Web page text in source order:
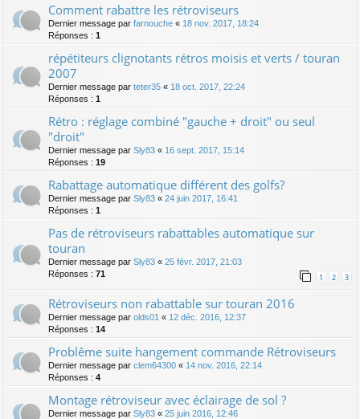
Comment rabattre les rétroviseurs
Dernier message par farnouche « 18 nov. 2017, 18:24
Réponses : 1
répétiteurs clignotants rétros moisis et verts / touran
2007
Dernier message par teter35 « 18 oct. 2017, 22:24
Réponses : 1
Rétro : réglage combiné "gauche + droit" ou seul
"droit"
Dernier message par Sly83 « 16 sept. 2017, 15:14
Réponses : 19
Rabattage automatique différent des golfs?
Dernier message par Sly83 « 24 juin 2017, 16:41
Réponses : 1
Pas de rétroviseurs rabattables automatique sur
touran
Dernier message par Sly83 « 25 févr. 2017, 21:03
Réponses : 71 1 2 3
Rétroviseurs non rabattable sur touran 2016
Dernier message par olds01 « 12 déc. 2016, 12:37
Réponses : 14
Problême suite hangement commande Rétroviseurs
Dernier message par clem64300 « 14 nov. 2016, 22:14
Réponses : 4
Montage rétroviseur avec éclairage de sol ?
Dernier message par Sly83 « 25 juin 2016, 12:46